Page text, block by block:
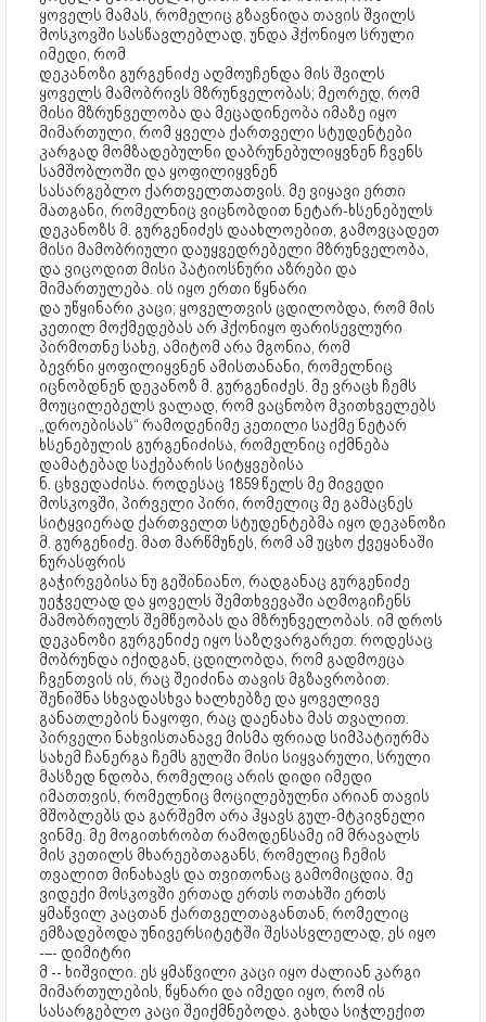
ყოველს მამას, რომელიც გზავნიდა თავის შვილს
მოსკოვში სასწავლებლად, უნდა ჰქონიყო სრული
იმედი, რომ
დეკანოზი გურგენიძე აღმოუჩენდა მის შვილს
ყოველს მამობრივს მზრუნველობას; მეორედ, რომ
მისი მზრუნველობა და მეცადინეობა იმაზე იყო
მიმართული, რომ ყველა ქართველი სტუდენტები
კარგად მომზადებულნი დაბრუნებულიყვნენ ჩვენს
სამშობლოში და ყოფილიყვნენ
სასარგებლო ქართველთათვის. მე ვიყავი ერთი
მათგანი, რომელნიც ვიცნობდით ნეტარ-ხსენებულს
დეკანოზს მ. გურგენიძეს დაახლოებით, გამოვცადეთ
მისი მამობრიული დაუყვედრებელი მზრუნველობა,
და ვიცოდით მისი პატიოსნური აზრები და
მიმართულება. ის იყო ერთი წყნარი
და უწყინარი კაცი; ყოველთვის ცდილობდა, რომ მის
კეთილ მოქმედებას არ ჰქონიყო ფარისევლური
პირმოთნე სახე, ამიტომ არა მგონია, რომ
ბევრნი ყოფილიყვნენ ამისთანანი, რომელნიც
იცნობდნენ დეკანოზ მ. გურგენიძეს. მე ვრაცხ ჩემს
მოუცილებელს ვალად, რომ ვაცნობო მკითხველებს
„დროებისას“ რამოდენიმე კეთილი საქმე ნეტარ
ხსენებულის გურგენიძისა, რომელნიც იქმნება
დამატებად საქებარის სიტყვებისა
ნ. ცხვედაძისა. როდესაც 1859 წელს მე მივედი
მოსკოვში, პირველი პირი, რომელიც მე გამაცნეს
სიტყვიერად ქართველთ სტუდენტებმა იყო დეკანოზი
მ. გურგენიძე. მათ მარწმუნეს, რომ ამ უცხო ქვეყანაში
ნურასფრის
გაჭირვებისა ნუ გეშინიანო, რადგანაც გურგენიძე
უეჭველად და ყოველს შემთხვევაში აღმოგიჩენს
მამობრიულს შემწეობას და მზრუნველობას. იმ დროს
დეკანოზი გურგენიძე იყო საზღვარგარეთ. როდესაც
მობრუნდა იქიდგან, ცდილობდა, რომ გადმოეცა
ჩვენთვის ის, რაც შეიძინა თავის მგზავრობით.
შენიშნა სხვადასხვა ხალხებზე და ყოველივე
განათლების ნაყოფი, რაც დაენახა მას თვალით.
პირველი ნახვისთანავე მისმა ფრიად სიმპატიურმა
სახემ ჩანერგა ჩემს გულში მისი სიყვარული, სრული
მასზედ ნდობა, რომელიც არის დიდი იმედი
იმათთვის, რომელნიც მოცილებულნი არიან თავის
მშობლებს და გარშემო არა ჰყავს გულ-მტკივნელი
ვინმე. მე მოგითხრობთ რამოდენსამე იმ მრავალს
მის კეთილს მხარეებთაგანს, რომელიც ჩემის
თვალით მინახავს და თვითონაც გამომიცდია. მე
ვიდექი მოსკოვში ერთად ერთს ოთახში ერთს
ყმაწვილ კაცთან ქართველთაგანთან, რომელიც
ემზადებოდა უნივერსიტეტში შესასვლელად, ეს იყო
-–- დიმიტრი
მ -- ხიშვილი. ეს ყმაწვილი კაცი იყო ძალიან კარგი
მიმართულების, წყნარი და იმედი იყო, რომ ის
სასარგებლო კაცი შეიქმნებოდა. გახდა სიჭლექით